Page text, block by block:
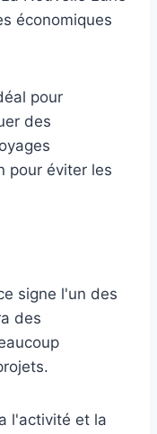
économiques
pour
des
pour éviter les
signe l'un des
des
l'activité et la